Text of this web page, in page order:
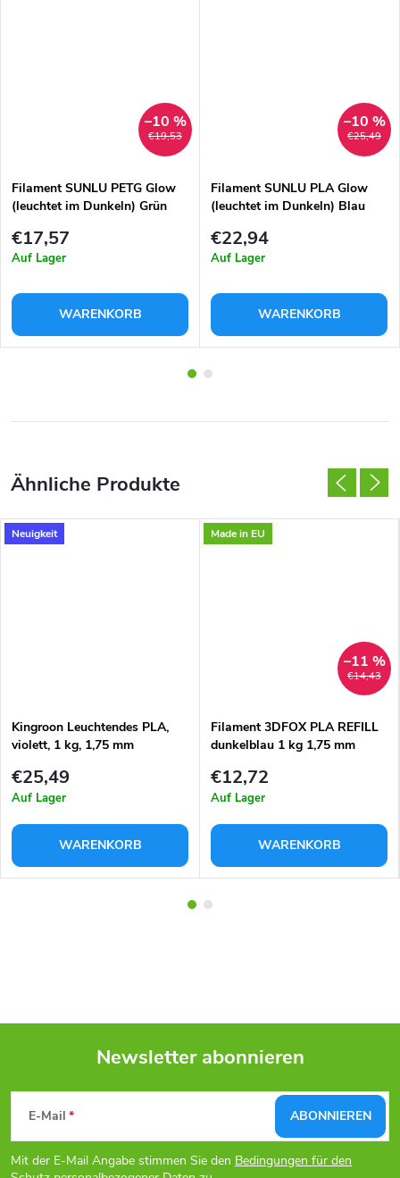
€19,53
–10 %
Filament SUNLU PETG Glow
(leuchtet im Dunkeln) Grün
€17,57
Auf Lager
WARENKORB
€25,49
–10 %
Filament SUNLU PLA Glow
(leuchtet im Dunkeln) Blau
€22,94
Auf Lager
WARENKORB
Neuigkeit
Kingroon Leuchtendes PLA,
violett, 1 kg, 1,75 mm
€25,49
Auf Lager
WARENKORB
Made in EU
€14,43
–11 %
Filament 3DFOX PLA REFILL
dunkelblau 1 kg 1,75 mm
€12,72
Auf Lager
WARENKORB
F
u
Newsletter abonnieren
E-Mail
Mit der E-Mail Angabe stimmen Sie den Bedingungen für den
ABONNIEREN